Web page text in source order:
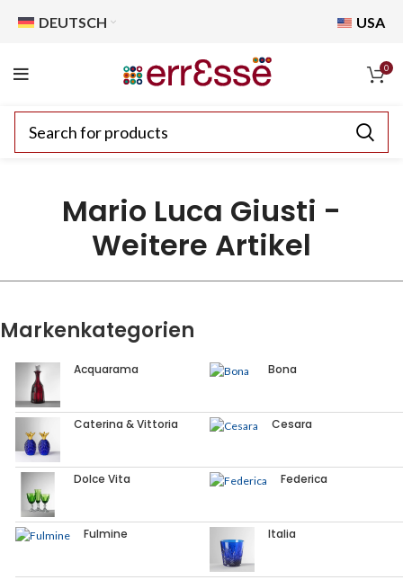
DEUTSCH USA
0
Mario Luca Giusti -
Weitere Artikel
Markenkategorien
Acquarama Bona
Caterina & Vittoria Cesara
Dolce Vita Federica
Fulmine Italia